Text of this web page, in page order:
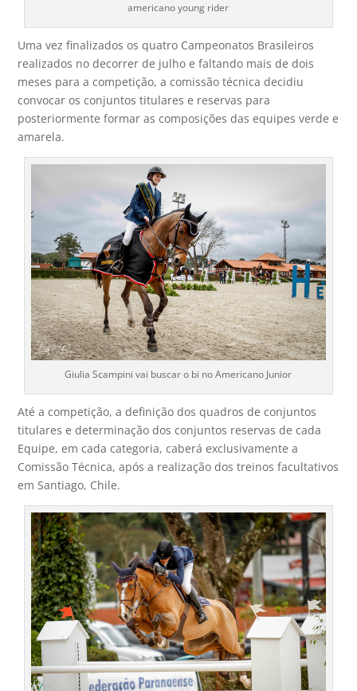
americano young rider
Uma vez finalizados os quatro Campeonatos Brasileiros
realizados no decorrer de julho e faltando mais de dois
meses para a competição, a comissão técnica decidiu
convocar os conjuntos titulares e reservas para
posteriormente formar as composições das equipes verde e
amarela.
Giulia Scampini vai buscar o bi no Americano Junior
Até a competição, a definição dos quadros de conjuntos
titulares e determinação dos conjuntos reservas de cada
Equipe, em cada categoria, caberá exclusivamente a
Comissão Técnica, após a realização dos treinos facultativos
em Santiago, Chile.